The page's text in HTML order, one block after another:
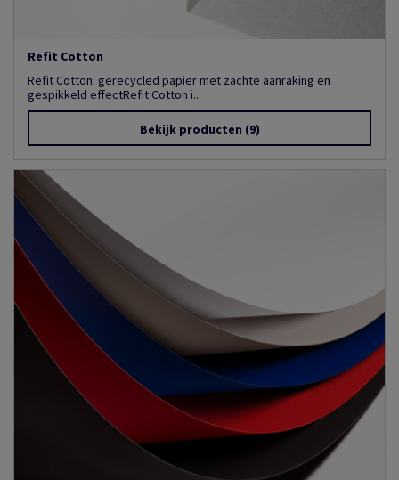
Refit Cotton
Refit Cotton: gerecycled papier met zachte aanraking en
gespikkeld effectRefit Cotton i...
Bekijk producten (9)